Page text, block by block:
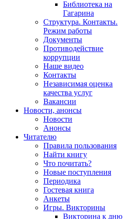
Библиотека на
Гагарина
Структура. Контакты.
Режим работы
Документы
Противодействие
коррупции
Наше видео
Контакты
Независимая оценка
качества услуг
Вакансии
Новости, анонсы
Новости
Анонсы
Читателю
Правила пользования
Найти книгу
Что почитать?
Новые поступления
Периодика
Гостевая книга
Анкеты
Игры. Викторины
Викторина к дню